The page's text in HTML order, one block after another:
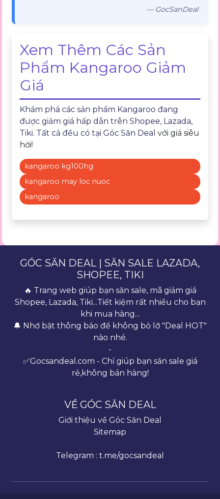
— GocSanDeal
Xem Thêm Các Sản
Phẩm Kangaroo Giảm
Giá
Khám phá các sản phẩm Kangaroo đang
được giảm giá hấp dẫn trên Shopee, Lazada,
Tiki. Tất cả đều có tạiGóc Săn Deal với giá siêu
hời!
kangaroo kg100hg
kangaroo may loc nuoc
kangaroo
GÓC SĂN DEAL | SĂN SALE LAZADA,
SHOPEE, TIKI
🔥 Trang web giúp bạn săn sale, mã giảm giá
Shopee, Lazada, Tiki...Tiết kiệm rất nhiều cho bạn
khi mua hàng...
🔔 Nhớ bật thông báo để không bỏ lỡ "Deal HOT"
nào nhé.
-
✅Gocsandeal.com - Chỉ giúp bạn săn sale giá
rẻ,không bán hàng!
VỀ GÓC SĂN DEAL
Giới thiệu về Góc Săn Deal
Sitemap
Telegram : t.me/gocsandeal